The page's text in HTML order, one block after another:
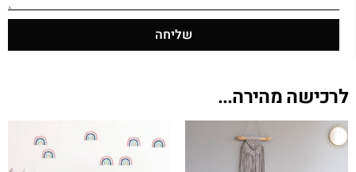
שליחה
לרכישה מהירה...